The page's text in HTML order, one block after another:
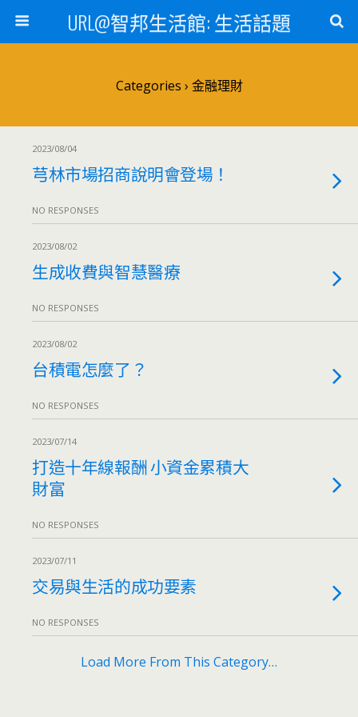
URL@智邦生活館: 生活話題
Categories › 金融理財
2023/08/04
芎林市場招商說明會登場！
NO RESPONSES
2023/08/02
生成收費與智慧醫療
NO RESPONSES
2023/08/02
台積電怎麼了？
NO RESPONSES
2023/07/14
打造十年線報酬 小資金累積大
財富
NO RESPONSES
2023/07/11
交易與生活的成功要素
NO RESPONSES
Load More From This Category…